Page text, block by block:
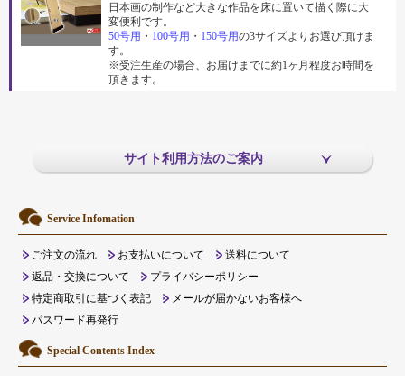
日本画の制作など大きな作品を床に置いて描く際に大
変便利です。
50号用 ・ 100号用 ・ 150号用の3サイズよりお選び頂けま
す。
※受注生産の場合、お届けまでに約1ヶ月程度お時間を
頂きます。
サイト利用方法のご案内
Service Infomation
ご注文の流れ お支払いについて
送料について
返品・交換について
プライバシーポリシー
特定商取引に基づく表記
メールが届かないお客様へ
パスワード再発行
Special Contents Index